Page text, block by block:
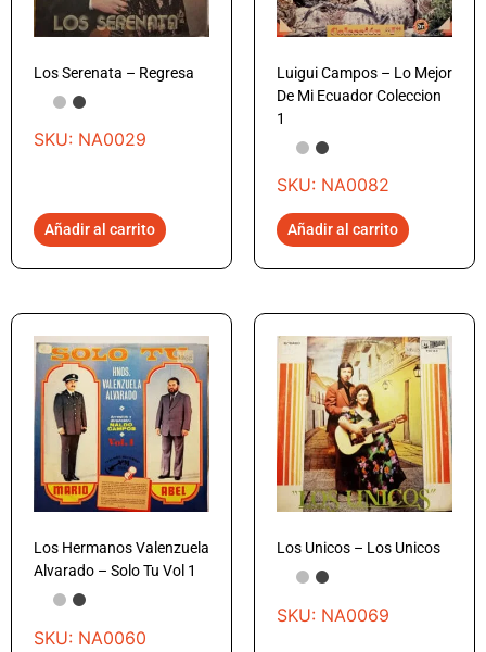
Los Serenata – Regresa
SKU: NA0029
Añadir al carrito
Luigui Campos – Lo Mejor
De Mi Ecuador Coleccion
1
SKU: NA0082
Añadir al carrito
Los Hermanos Valenzuela
Alvarado – Solo Tu Vol 1
SKU: NA0060
Los Unicos – Los Unicos
SKU: NA0069